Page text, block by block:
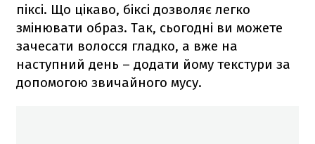
піксі. Що цікаво, біксі дозволяє легко
змінювати образ. Так, сьогодні ви можете
зачесати волосся гладко, а вже на
наступний день – додати йому текстури за
допомогою звичайного мусу.